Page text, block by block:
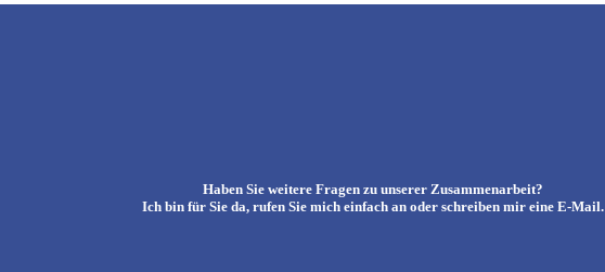
Haben Sie weitere Fragen zu unserer Zusammenarbeit?
Ich bin für Sie da, rufen Sie mich einfach an oder schreiben mir eine E-Mail.